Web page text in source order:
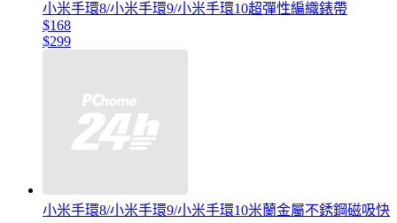
小米手環8/小米手環9/小米手環10超彈性編織錶帶
$168
$299
小米手環8/小米手環9/小米手環10米蘭金屬不銹鋼磁吸快